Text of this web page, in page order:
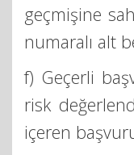
geçmişine
numaralı alt
f) Geçerli
risk
içeren